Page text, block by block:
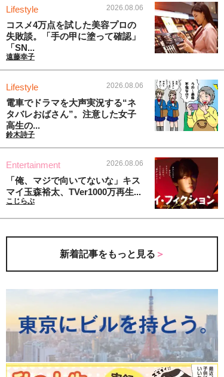
Lifestyle 2026.08.06
コスメ4万点を試した美容プロの
失敗談。「手の甲に塗って確認」
「SN...
遠藤幸子
Lifestyle 2026.08.06
電車でドラマを大声実況する“ネ
タバレおばさん”。注意した女子
高生の...
鈴木詩子
Entertainment 2026.08.06
「俺、マジで向いてないな」キス
マイ玉森裕太、TVer1000万再生...
こじらぶ
新着記事をもっと見る